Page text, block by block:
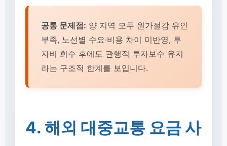
공통 문제점: 양 지역 모두 원가절감 유인
부족, 노선별 수요·비용 차이 미반영, 투
자비 회수 후에도 관행적 투자보수 유지
라는 구조적 한계를 보입니다.
4. 해외 대중교통 요금 사